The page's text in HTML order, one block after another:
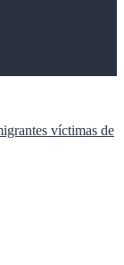
víctimas de